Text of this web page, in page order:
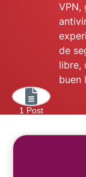
VPN,
de
libre,
buen
1 Post